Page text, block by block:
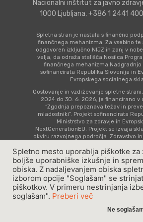
Nacionalni inštitut za javno
1000 Ljubljana, +386 1 2441
Spletna stran je nastala s finančno
finančnega mehanizma. Za vsebino te
odgovoren izključno NIJZ in zanj v
velja, da odraža stališča Nosilca
finančnega mehanizma.Nadgradnjo
sofinancirata Republika Slovenija in
Evropskega socialnega
Gostovanje in vzdrževanje spletne strani,
2024 do 30. 6. 2026, je financirano v
“Zgodnja prepoznava težav in
mladostniki”. Projekt sofinancirata
Ministrstvo za zdravje in
NextGenerationEU. Projekt se izvaja
okviru razvojnega področja: Zdravstvo
kompetenc kadrov v zdravstvu za
oskrbe.
Pravno obvestilo|Piškotki|
Copyright © 2023 - ZDAJ, Vse
Spletno mesto uporablja piškotke za
boljše uporabniške izkušnje in
obiska. Z nadaljevanjem obiska
izborom opcije "Soglašam" se
piškotkov. V primeru nestrinjanja
soglašam". Preberi več
Ne